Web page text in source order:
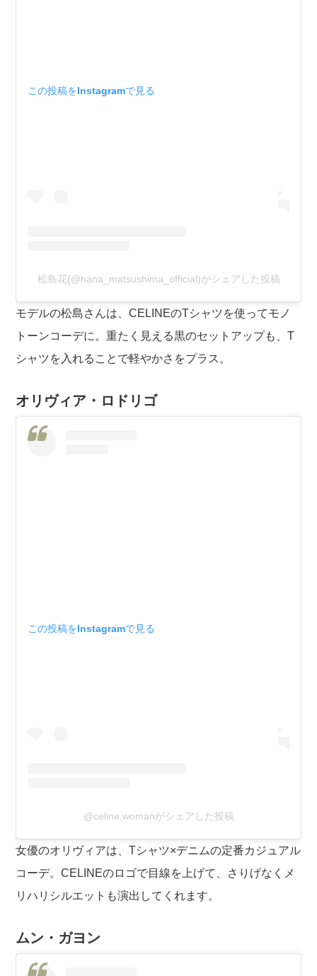
この投稿をInstagramで見る
松島花(@hana_matsushima_official)がシェアした投稿
モデルの松島さんは、CELINEのTシャツを使ってモノ
トーンコーデに。重たく見える黒のセットアップも、T
シャツを入れることで軽やかさをプラス。
オリヴィア・ロドリゴ
この投稿をInstagramで見る
@celine.womanがシェアした投稿
女優のオリヴィアは、Tシャツ×デニムの定番カジュアル
コーデ。CELINEのロゴで目線を上げて、さりげなくメ
リハリシルエットも演出してくれます。
ムン・ガヨン